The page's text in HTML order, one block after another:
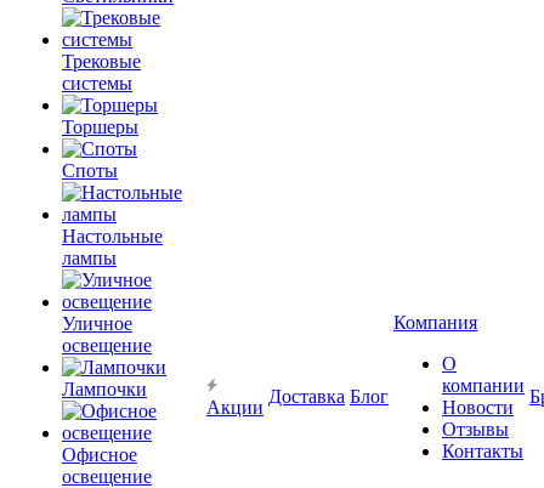
Трековые
системы
Торшеры
Споты
Настольные
лампы
Уличное
освещение
Лампочки
Офисное
освещение
Акции
Доставка Блог
Компания
О
компании
Новости
Отзывы
Контакты